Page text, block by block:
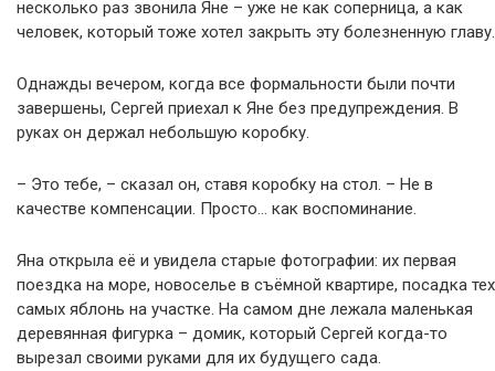
несколько раз звонила Яне – уже не как соперница, а как
человек, который тоже хотел закрыть эту болезненную главу.
Однажды вечером, когда все формальности были почти
завершены, Сергей приехал к Яне без предупреждения. В
руках он держал небольшую коробку.
– Это тебе, – сказал он, ставя коробку на стол. – Не в
качестве компенсации. Просто… как воспоминание.
Яна открыла её и увидела старые фотографии: их первая
поездка на море, новоселье в съёмной квартире, посадка тех
самых яблонь на участке. На самом дне лежала маленькая
деревянная фигурка – домик, который Сергей когда-то
вырезал своими руками для их будущего сада.